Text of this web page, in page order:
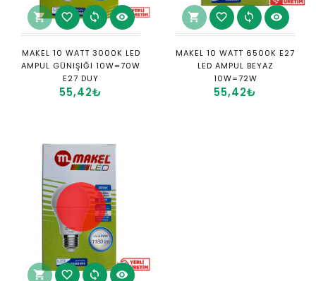
shopping_cart favorite_border sync visibility
MAKEL 10 WATT 3000K LED
AMPUL GÜNIŞIĞI 10W=70W
E27 DUY
55,42₺
shopping_cart favorite_border sync visibility
MAKEL 10 WATT 6500K E27
LED AMPUL BEYAZ
10W=72W
55,42₺
shopping_cart favorite_border sync visibility